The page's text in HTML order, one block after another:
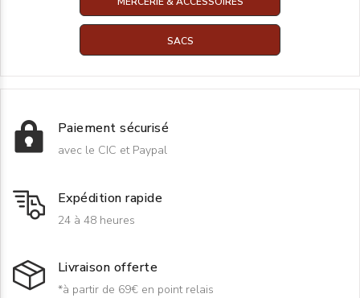
SACS
Paiement sécurisé
avec le CIC et Paypal
Expédition rapide
24 à 48 heures
Livraison offerte
*à partir de 69€ en point relais